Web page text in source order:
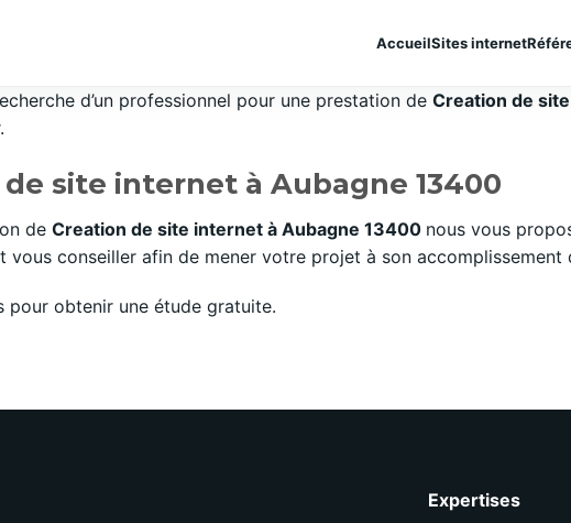
AccueilSites internet
d’un professionnel pour une prestation de Creation de
site internet à Aubagne 13400
de Creation de site internet à Aubagne 13400 nous vous
vous conseiller afin de mener votre projet à son accomplissement
pour obtenir une étude gratuite.
Expertises